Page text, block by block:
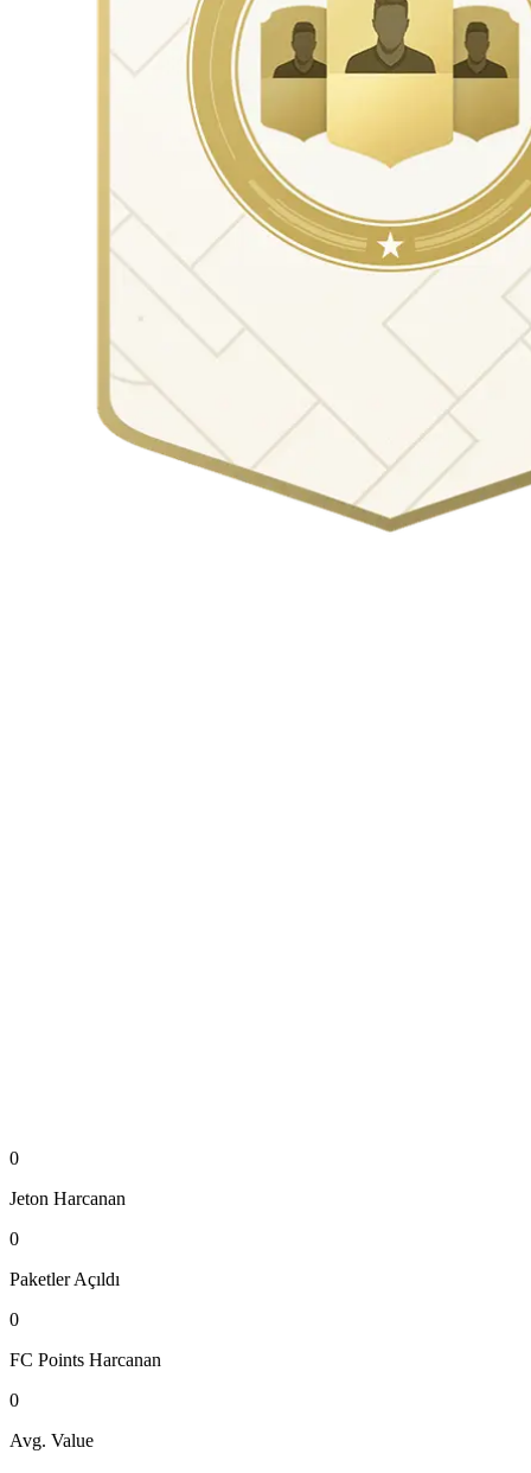
0
Jeton Harcanan
0
Paketler Açıldı
0
FC Points Harcanan
0
Avg. Value